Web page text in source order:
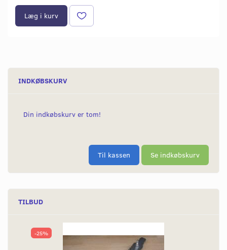
Læg i kurv
INDKØBSKURV
Din indkøbskurv er tom!
Til kassen Se indkøbskurv
TILBUD
-25%